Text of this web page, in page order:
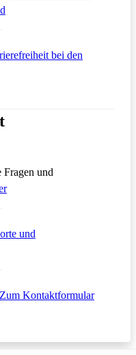
bei den
und
Öffnet in einem neuen Tab
und
Zum KontaktformularÖffnet in